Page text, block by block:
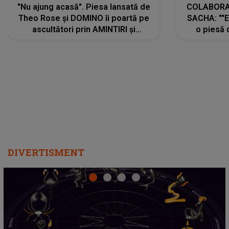
"Nu ajung acasă". Piesa lansată de
Theo Rose și DOMINO îi poartă pe
ascultători prin AMINTIRI și
SACHA:
o piesă
DIVERTISMENT